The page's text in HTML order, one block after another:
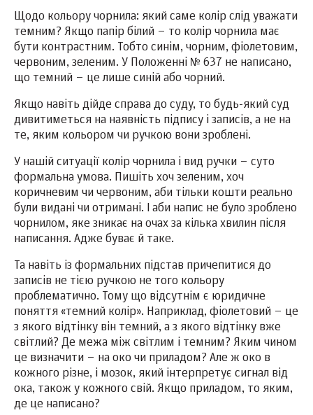
Щодо кольору чорнила: який саме колір слід уважати
темним? Якщо папір білий – то колір чорнила має
бути контрастним. Тобто синім, чорним, фіолетовим,
червоним, зеленим. У Положенні № 637 не написано,
що темний – це лише синій або чорний.
Якщо навіть дійде справа до суду, то будь-який суд
дивитиметься на наявність підпису і записів, а не на
те, яким кольором чи ручкою вони зроблені.
У нашій ситуації колір чорнила і вид ручки – суто
формальна умова. Пишіть хоч зеленим, хоч
коричневим чи червоним, аби тільки кошти реально
були видані чи отримані. І аби напис не було зроблено
чорнилом, яке зникає на очах за кілька хвилин після
написання. Адже буває й таке.
Та навіть із формальних підстав причепитися до
записів не тією ручкою не того кольору
проблематично. Тому що відсутнім є юридичне
поняття «темний колір». Наприклад, фіолетовий – це
з якого відтінку він темний, а з якого відтінку вже
світлий? Де межа між світлим і темним? Яким чином
це визначити – на око чи приладом? Але ж око в
кожного різне, і мозок, який інтерпретує сигнал від
ока, також у кожного свій. Якщо приладом, то яким,
де це написано?